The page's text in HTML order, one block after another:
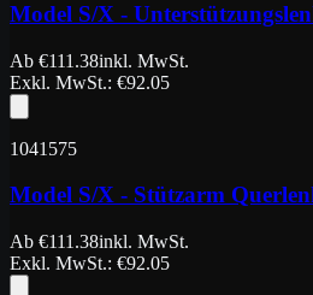
Model S/X -
Ab €111.38inkl. MwSt.
Exkl. MwSt.: €92.05
1041575
Model S/X - Stützarm
Ab €111.38inkl. MwSt.
Exkl. MwSt.: €92.05